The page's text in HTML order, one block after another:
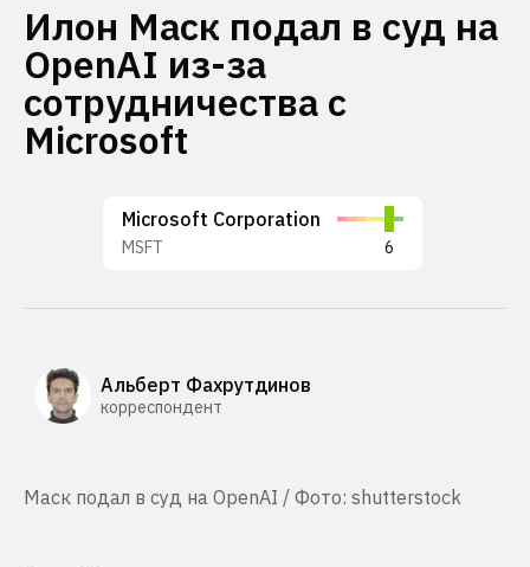
Илон Маск подал в суд на
OpenAI из-за
сотрудничества с
Microsoft
Microsoft Corporation
MSFT 6
Альберт Фахрутдинов
корреспондент
Маск подал в суд на OpenAI / Фото: shutterstock